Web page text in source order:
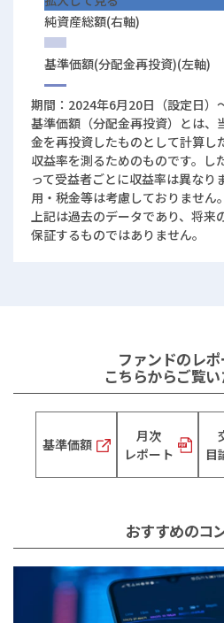
純資産総額(右軸)
基準価額(分配金再投資)(左軸)
期間：2024年6月20日（設定日）
基準価額（分配金再投資）とは、
金を再投資したものとして計算し
収益率を測るためのものです。し
って受益者ごとに収益率は異なり
用・税金等は考慮しておりません。
上記は過去のデータであり、将来
保証するものではありません。
ファンドのレ
こちらからご覧
基準価額
月次
レポート
目
おすすめのコ